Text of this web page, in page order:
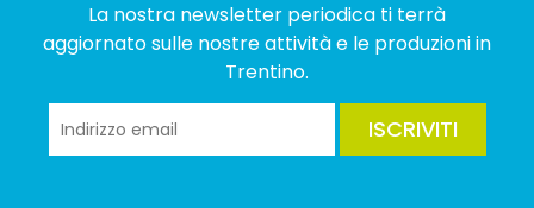
La nostra newsletter periodica ti terrà
aggiornato sulle nostre attività e le produzioni in
Trentino.
ISCRIVITI